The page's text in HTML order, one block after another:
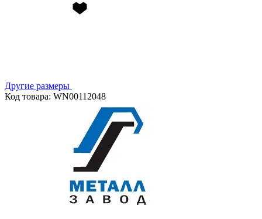
Другие размеры
Код товара: WN00112048